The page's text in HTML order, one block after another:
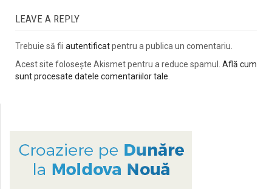
LEAVE A REPLY
Trebuie să fii autentificatpentru a publica un comentariu.
Acest site folosește Akismet pentru a reduce spamul. Află cum
sunt procesate datele comentariilor tale